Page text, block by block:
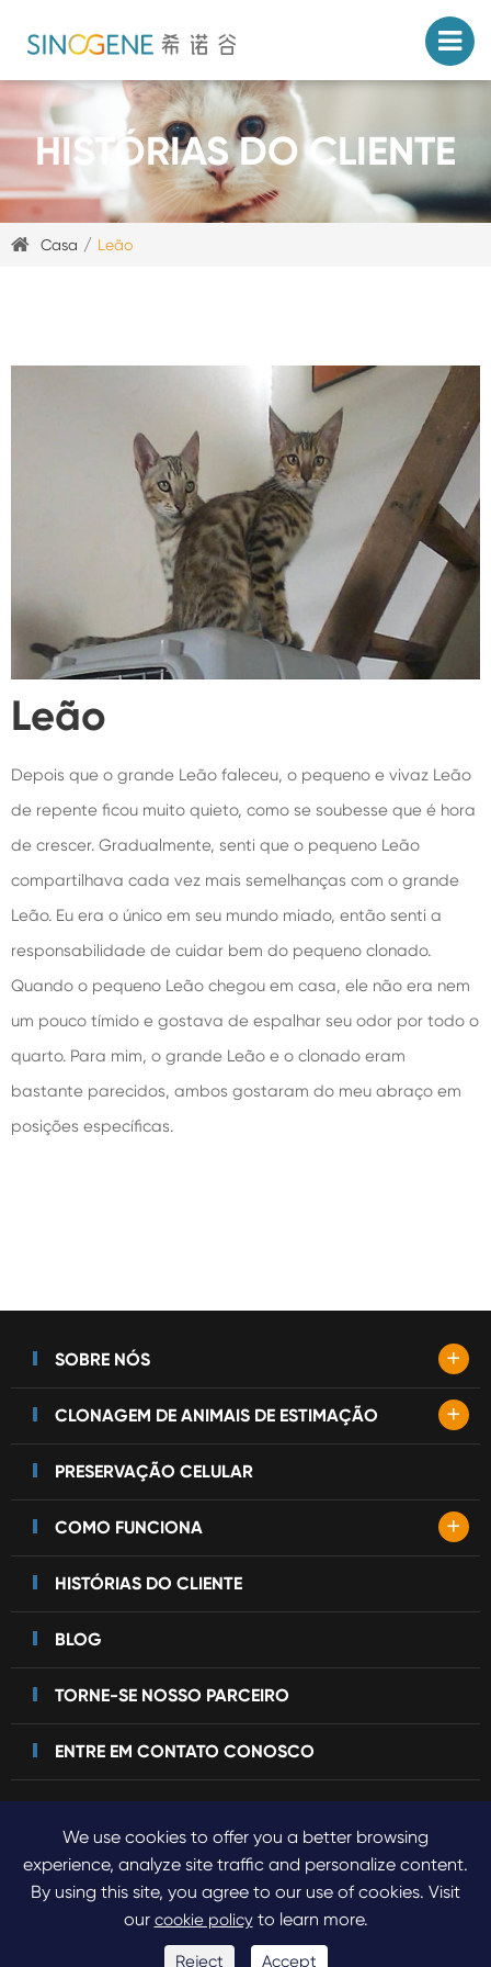
HISTÓRIAS DO CLIENTE
Casa Leão
Leão
Depois que o grande Leão faleceu, o pequeno e vivaz Leão
de repente ficou muito quieto, como se soubesse que é hora
de crescer. Gradualmente, senti que o pequeno Leão
compartilhava cada vez mais semelhanças com o grande
Leão. Eu era o único em seu mundo miado, então senti a
responsabilidade de cuidar bem do pequeno clonado.
Quando o pequeno Leão chegou em casa, ele não era nem
um pouco tímido e gostava de espalhar seu odor por todo o
quarto. Para mim, o grande Leão e o clonado eram
bastante parecidos, ambos gostaram do meu abraço em
posições específicas.
SOBRE NÓS +
CLONAGEM DE ANIMAIS DE ESTIMAÇÃO +
PRESERVAÇÃO CELULAR
COMO FUNCIONA +
HISTÓRIAS DO CLIENTE
BLOG
TORNE-SE NOSSO PARCEIRO
ENTRE EM CONTATO CONOSCO
Direitos autorais©2023 Sinogene Pet Cloning.Todos os
direitos reservados.
Sitemap Política de Privacidade
We use cookies to offer you a better browsing
experience, analyze site traffic and personalize content.
By using this site, you agree to our use of cookies. Visit
our cookie policyto learn more.
Reject Accept